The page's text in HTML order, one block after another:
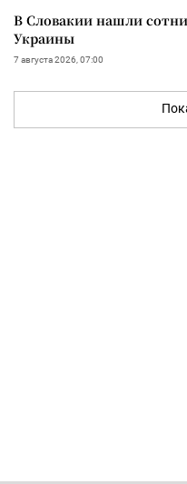
В Словакии нашли
Украины
7 августа 2026, 07:00